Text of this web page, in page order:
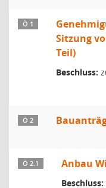
Ö 1
Sitzung
Teil)
Beschluss:
Ö 2
Ö 2.1 Anbau
Beschluss: